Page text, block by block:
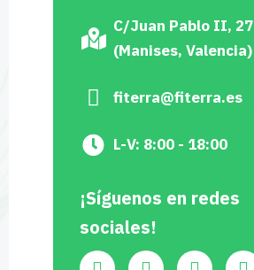
C/Juan Pablo II, 27
(Manises, Valencia)
fiterra@fiterra.es
L-V: 8:00 - 18:00
¡Síguenos en redes
sociales!